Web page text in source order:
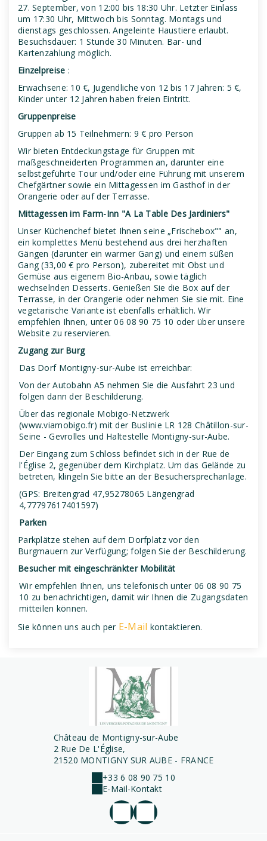
27. September, von 12:00 bis 18:30 Uhr. Letzter Einlass
um 17:30 Uhr, Mittwoch bis Sonntag. Montags und
dienstags geschlossen. Angeleinte Haustiere erlaubt.
Besuchsdauer: 1 Stunde 30 Minuten. Bar- und
Kartenzahlung möglich.
Einzelpreise :
Erwachsene: 10 €, Jugendliche von 12 bis 17 Jahren: 5 €,
Kinder unter 12 Jahren haben freien Eintritt.
Gruppenpreise
Gruppen ab 15 Teilnehmern: 9 € pro Person
Wir bieten Entdeckungstage für Gruppen mit
maßgeschneiderten Programmen an, darunter eine
selbstgeführte Tour und/oder eine Führung mit unserem
Chefgärtner sowie ein Mittagessen im Gasthof in der
Orangerie oder auf der Terrasse.
Mittagessen im Farm-Inn "A La Table Des Jardiniers"
Unser Küchenchef bietet Ihnen seine „Frischebox"" an,
ein komplettes Menü bestehend aus drei herzhaften
Gängen (darunter ein warmer Gang) und einem süßen
Gang (33,00 € pro Person), zubereitet mit Obst und
Gemüse aus eigenem Bio-Anbau, sowie täglich
wechselnden Desserts. Genießen Sie die Box auf der
Terrasse, in der Orangerie oder nehmen Sie sie mit. Eine
vegetarische Variante ist ebenfalls erhältlich. Wir
empfehlen Ihnen, unter 06 08 90 75 10 oder über unsere
Website zu reservieren.
Zugang zur Burg
Das Dorf Montigny-sur-Aube ist erreichbar:
Von der Autobahn A5 nehmen Sie die Ausfahrt 23 und
folgen dann der Beschilderung.
Über das regionale Mobigo-Netzwerk
(www.viamobigo.fr) mit der Buslinie LR 128 Châtillon-sur-
Seine - Gevrolles und Haltestelle Montigny-sur-Aube.
Der Eingang zum Schloss befindet sich in der Rue de
l'Église 2, gegenüber dem Kirchplatz. Um das Gelände zu
betreten, klingeln Sie bitte an der Besuchersprechanlage.
(GPS: Breitengrad 47,95278065 Längengrad
4,77797617401597)
Parken
Parkplätze stehen auf dem Dorfplatz vor den
Burgmauern zur Verfügung; folgen Sie der Beschilderung.
Besucher mit eingeschränkter Mobilität
Wir empfehlen Ihnen, uns telefonisch unter 06 08 90 75
10 zu benachrichtigen, damit wir Ihnen die Zugangsdaten
mitteilen können.
Sie können uns auch per E-Mail kontaktieren.
Château de Montigny-sur-Aube
2 Rue De L'Église,
21520 MONTIGNY SUR AUBE - FRANCE
+33 6 08 90 75 10
E-Mail-Kontakt